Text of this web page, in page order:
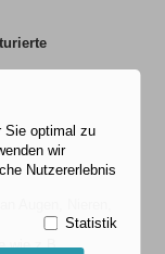
wie z.B.
Sie optimal zu
wir
Nutzererlebnis
Statistik